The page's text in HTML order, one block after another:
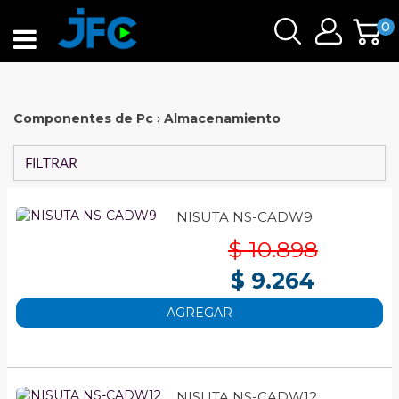
0
Componentes de Pc › Almacenamiento
FILTRAR
NISUTA NS-CADW9
$ 10.898
$ 9.264
AGREGAR